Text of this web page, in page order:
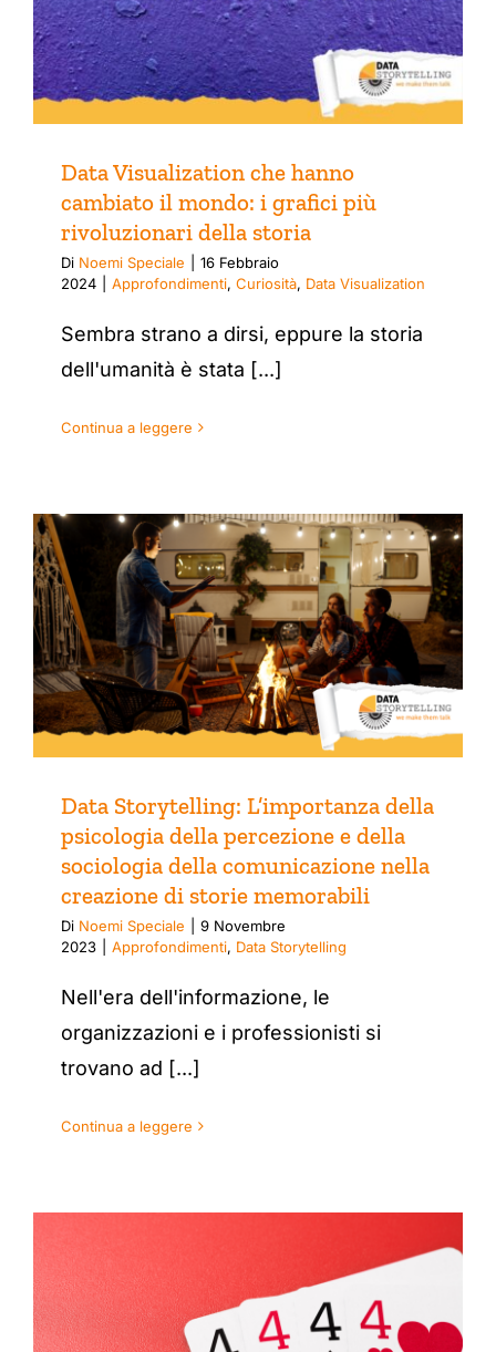
Data Visualization che hanno
cambiato il mondo: i grafici più
rivoluzionari della storia
Di Noemi Speciale
16 Febbraio
2024
Approfondimenti, Curiosità, Data Visualization
Sembra strano a dirsi, eppure la storia
dell'umanità è stata [...]
Continua a leggere
Data Storytelling: L’importanza della
psicologia della percezione e della
sociologia della comunicazione nella
creazione di storie memorabili
Di Noemi Speciale
9 Novembre
2023
Approfondimenti, Data Storytelling
Nell'era dell'informazione, le
organizzazioni e i professionisti si
trovano ad [...]
Continua a leggere